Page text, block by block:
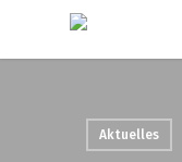
Aktuelles